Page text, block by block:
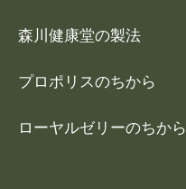
森川健康堂の製法
プロポリスのちから
ローヤルゼリーのちから